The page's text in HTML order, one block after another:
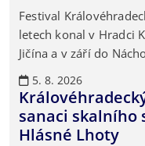
Festival
letech konal v Hradci
Jičína a v září do
5. 8. 2026
sanaci skalního
Hlásné Lhoty